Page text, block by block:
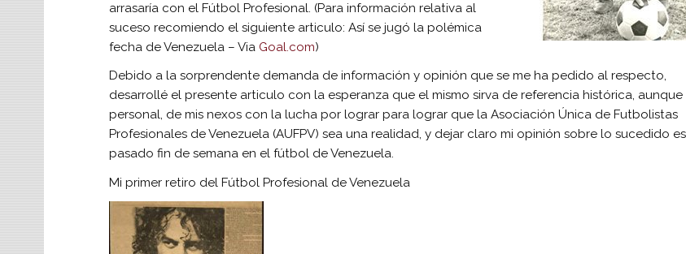
arrasaría con el Fútbol Profesional. (Para información relativa al
suceso recomiendo el siguiente articulo: Así se jugó la polémica
fecha de Venezuela – Via Goal.com)
Debido a la sorprendente demanda de información y opinión que se me ha pedido al respecto,
desarrollé el presente articulo con la esperanza que el mismo sirva de referencia histórica, aunque
personal, de mis nexos con la lucha por lograr para lograr que la Asociación Única de Futbolistas
Profesionales de Venezuela (AUFPV) sea una realidad, y dejar claro mi opinión sobre lo sucedido
pasado fin de semana en el fútbol de Venezuela.
Mi primer retiro del Fútbol Profesional de Venezuela